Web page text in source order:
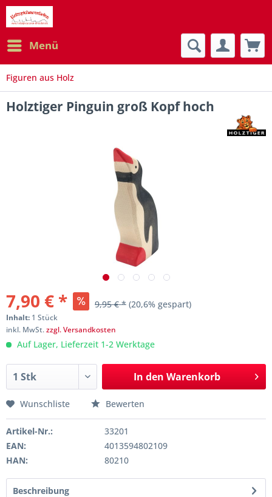
Menü
Figuren aus Holz
Holztiger Pinguin groß Kopf hoch
7,90 € * 9,95 € * (20,6% gespart)
Inhalt: 1 Stück
inkl. MwSt.zzgl. Versandkosten
Auf Lager, Lieferzeit 1-2 Werktage
In den Warenkorb
Wunschliste Bewerten
Artikel-Nr.:
33201
EAN:
4013594802109
HAN:
80210
Beschreibung